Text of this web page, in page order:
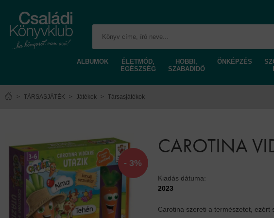
ALBUMOK
ÉLETMÓD,
EGÉSZSÉG
HOBBI,
SZABADIDŐ
ÖNKÉPZÉS
> TÁRSASJÁTÉK > Játékok > Társasjátékok
- 3%
CAROTINA
Kiadás dátuma:
2023
Carotina szereti a természetet, ezért